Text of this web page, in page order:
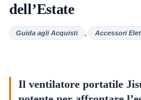
dell’Estate
Guida agli Acquisti , Accessori
Il ventilatore portatile